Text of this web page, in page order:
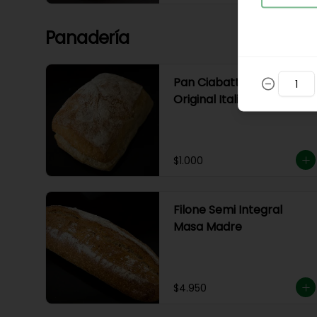
Panadería
Pan Ciabatta Biga
Original Italiana
$1.000
Filone Semi Integral
Masa Madre
$4.950